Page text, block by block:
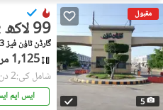
مقبول
5
99 لاکھ
گارڈن ٹاؤن فیز 3, گارڈن ٹاؤن
1,125 مربع فیٹ
شامل کی:2 دن پہل
ایس ایم